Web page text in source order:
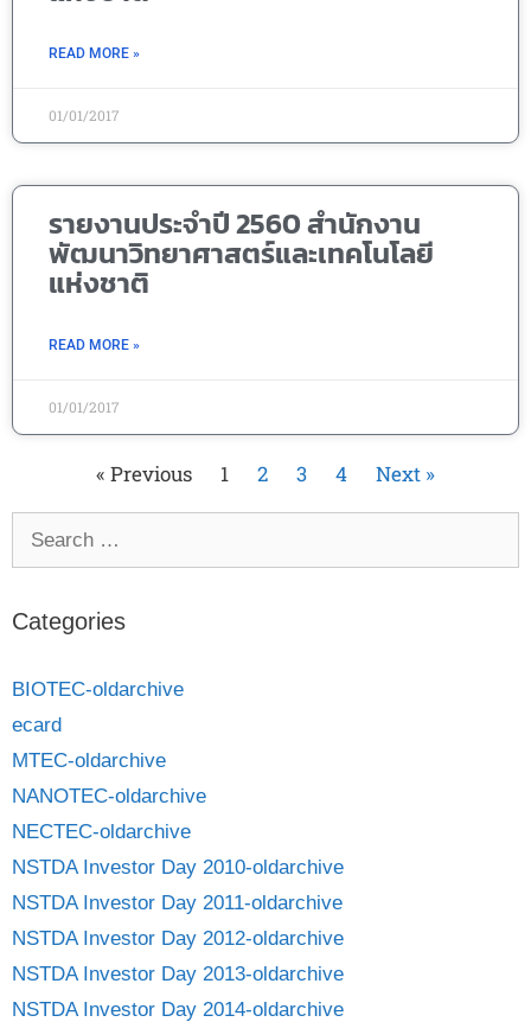
READ MORE »
01/01/2017
รายงานประจำปี 2560 สำนักงาน
พัฒนาวิทยาศาสตร์และเทคโนโลยี
แห่งชาติ
READ MORE »
01/01/2017
« Previous 1 2 3 4 Next »
Categories
BIOTEC-oldarchive
ecard
MTEC-oldarchive
NANOTEC-oldarchive
NECTEC-oldarchive
NSTDA Investor Day 2010-oldarchive
NSTDA Investor Day 2011-oldarchive
NSTDA Investor Day 2012-oldarchive
NSTDA Investor Day 2013-oldarchive
NSTDA Investor Day 2014-oldarchive